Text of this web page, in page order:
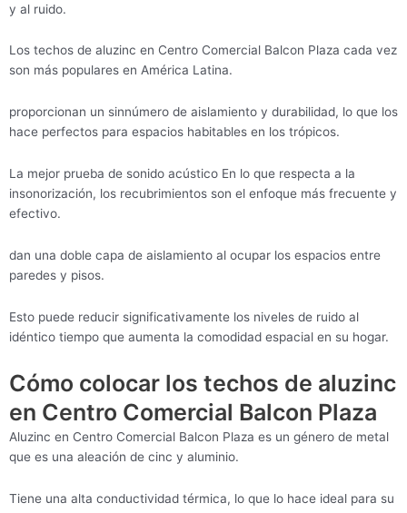
y al ruido.
Los techos de aluzinc en Centro Comercial Balcon Plaza cada vez
son más populares en América Latina.
proporcionan un sinnúmero de aislamiento y durabilidad, lo que los
hace perfectos para espacios habitables en los trópicos.
La mejor prueba de sonido acústico En lo que respecta a la
insonorización, los recubrimientos son el enfoque más frecuente y
efectivo.
dan una doble capa de aislamiento al ocupar los espacios entre
paredes y pisos.
Esto puede reducir significativamente los niveles de ruido al
idéntico tiempo que aumenta la comodidad espacial en su hogar.
Cómo colocar los techos de aluzinc
en Centro Comercial Balcon Plaza
Aluzinc en Centro Comercial Balcon Plaza es un género de metal
que es una aleación de cinc y aluminio.
Tiene una alta conductividad térmica, lo que lo hace ideal para su